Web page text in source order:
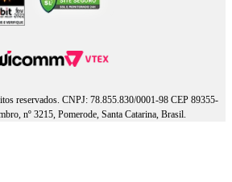
reservados. CNPJ: 78.855.830/0001-98 CEP 89355-
nº 3215, Pomerode, Santa Catarina, Brasil.